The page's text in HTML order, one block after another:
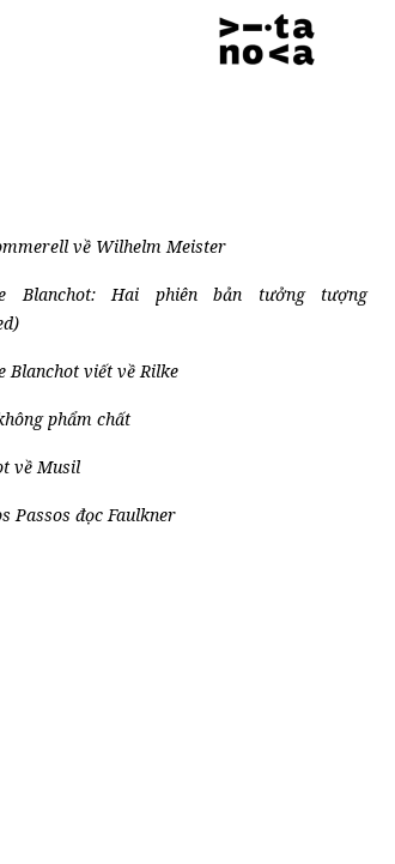
về Wilhelm Meister
Blanchot: Hai phiên bản tưởng tượng
Blanchot viết về Rilke
phẩm chất
về Musil
Passos đọc Faulkner